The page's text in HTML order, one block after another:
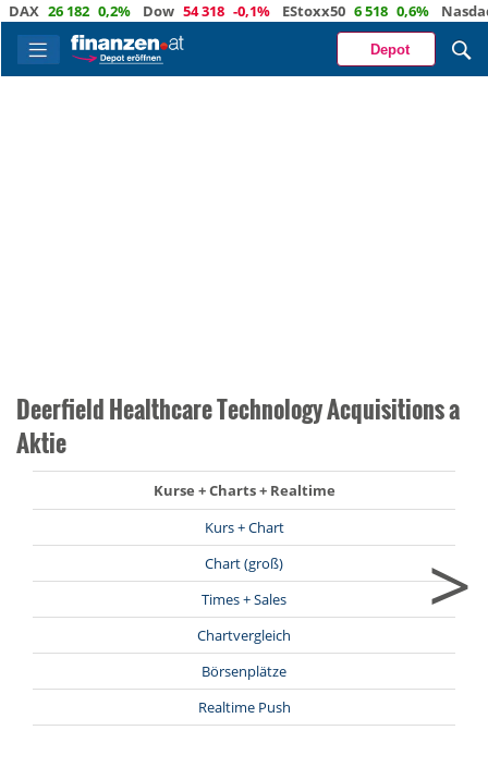
26 182 0,2% Dow 54 318 -0,1% EStoxx50 6 518 0,6% Nasdaq
Depot
Deerfield Healthcare Technology Acquisitions a
Aktie
Kurse + Charts + Realtime
Kurs + Chart
Chart (groß)
Times + Sales
Chartvergleich
Börsenplätze
Realtime Push
>